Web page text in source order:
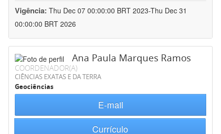
Vigência: Thu Dec 07 00:00:00 BRT 2023-Thu Dec 31
00:00:00 BRT 2026
Ana Paula Marques Ramos
COORDENADOR(A)
CIÊNCIAS EXATAS E DA TERRA
Geociências
E-mail
Currículo